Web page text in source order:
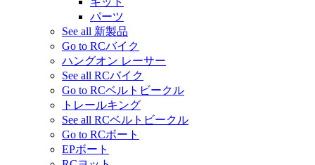
パーツ
See all 新製品
Go to RCバイク
ハングオン レーサー
See all RCバイク
Go to RCベルトビークル
トレールキング
See all RCベルトビークル
Go to RCボート
EPボート